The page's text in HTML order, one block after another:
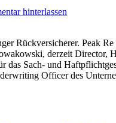
hinterlassen
Rückversicherer. Peak Re
derzeit Director,
das Sach- und
Officer des